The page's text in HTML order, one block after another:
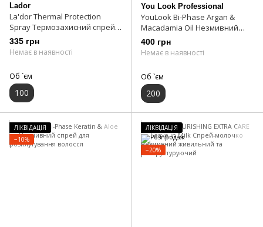
Lador
La'dor Thermal Protection
Spray Термозахисний спрей
100 мл
335 грн
Немає в наявності
Об `єм
100
You Look Professional
YouLook Bi-Phase Argan &
Macadamia Oil Незмивний
спрей для розплутування
волосся
400 грн
Немає в наявності
Об `єм
200
ЛІКВІДАЦІЯ
−10%
ЛІКВІДАЦІЯ
−20%